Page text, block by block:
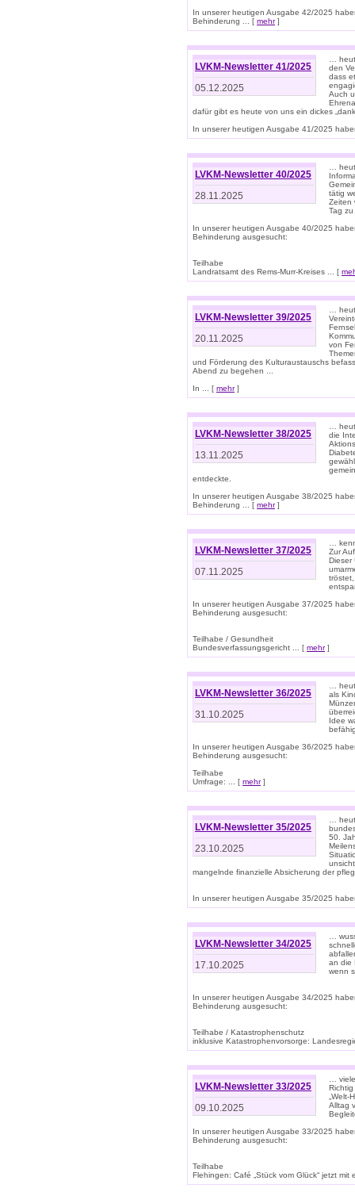
In unserer heutigen Ausgabe 42/2025
Behinderung ... [ mehr]
LVKM-Newsletter 41/2025
05.12.2025
…
den
dass
Auch
dafür gibt es heute von uns ein dickes
In unserer heutigen Ausgabe 41/2025
LVKM-Newsletter 40/2025
28.11.2025
…
tätig
Zeiten
Tag
In unserer heutigen Ausgabe 40/2025
Behinderung ausgesucht:
Teilhabe
Landratsamt des Rems-Murr-Kreises ... [
LVKM-Newsletter 39/2025
20.11.2025
…
von
und Förderung des Kulturaustauschs
Abend zu begehen ...
In ... [ mehr]
LVKM-Newsletter 38/2025
13.11.2025
…
die
entdeckte.
In unserer heutigen Ausgabe 38/2025
Behinderung ... [ mehr]
LVKM-Newsletter 37/2025
07.11.2025
…
Zur
Dieser
In unserer heutigen Ausgabe 37/2025
Behinderung ausgesucht:
Teilhabe / Gesundheit
Bundesverfassungsgericht ... [ mehr]
LVKM-Newsletter 36/2025
31.10.2025
…
als
Idee
In unserer heutigen Ausgabe 36/2025
Behinderung ausgesucht:
Teilhabe
Umfrage: ... [ mehr]
LVKM-Newsletter 35/2025
23.10.2025
…
50.
mangelnde finanzielle Absicherung der
In unserer heutigen Ausgabe 35/2025
LVKM-Newsletter 34/2025
17.10.2025
…
an die
wenn
In unserer heutigen Ausgabe 34/2025
Behinderung ausgesucht:
Teilhabe / Katastrophenschutz
inklusive Katastrophenvorsorge:
LVKM-Newsletter 33/2025
09.10.2025
…
Alltag
In unserer heutigen Ausgabe 33/2025
Behinderung ausgesucht:
Teilhabe
Flehingen: Café „Stück vom Glück“ jetzt mit